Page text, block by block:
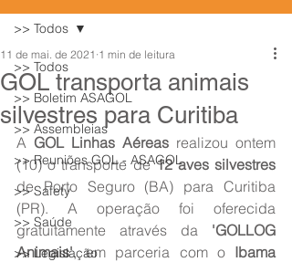
>> Todos
>> Boletim ASAGOL
>> Assembleias
>> Reuniões GOL - ASAGOL
>> Safety
>> Saúde
>> Legislação
>> Todos
GOL transporta animais
silvestres para Curitiba
11 de mai. de 2021 1 min de leitura
A GOL Linhas Aéreas realizou ontem
(10) o transporte de 12 aves silvestres
de Porto Seguro (BA) para Curitiba
(PR). A operação foi oferecida
gratuitamente através da 'GOLLOG
Animais', em parceria com o Ibama